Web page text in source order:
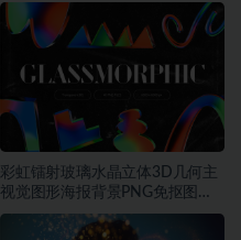
彩虹镭射玻璃水晶立体3D几何主
视觉图形海报背景PNG免抠图片
素材